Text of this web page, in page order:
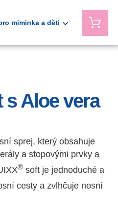
miminka a děti
Aloe vera
sprej, který obsahuje
a stopovými prvky a
® soft je jednoduché a
cesty a zvlhčuje nosní